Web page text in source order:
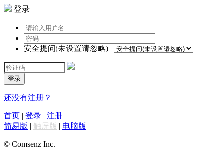
登录
安全提问(未设置请忽略)
登录
还没有注册？
首页 | 登录 | 注册
简易版 | 触屏版 | 电脑版 |
© Comsenz Inc.